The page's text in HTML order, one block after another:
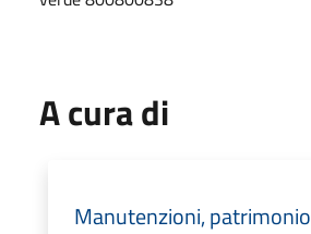
A cura di
Manutenzioni, patrimonio